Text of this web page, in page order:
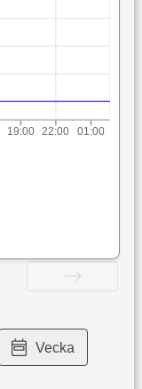
19:00 22:00 01:00
Vecka